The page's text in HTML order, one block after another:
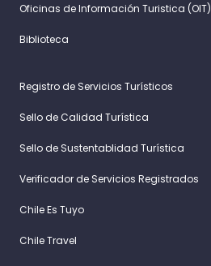
Oficinas de Información Turistica (OIT)
Biblioteca
Registro de Servicios Turísticos
Sello de Calidad Turística
Sello de Sustentablidad Turística
Verificador de Servicios Registrados
Chile Es Tuyo
Chile Travel